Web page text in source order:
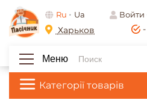
Ru Ua Войти
Харьков
Категорії товарів
Меню